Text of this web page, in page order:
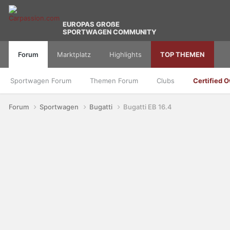
EUROPAS GROßE
SPORTWAGEN COMMUNITY
Forum
Sportwagen Forum Themen Forum Clubs Certified
Marktplatz Highlights TOP THEMEN
Forum Sportwagen Bugatti Bugatti EB 16.4